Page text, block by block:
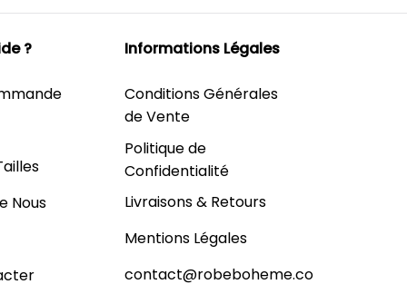
?
Nous
Informations Légales
Conditions Générales
de Vente
Politique de
Confidentialité
Livraisons & Retours
Mentions Légales
contact@robeboheme.co